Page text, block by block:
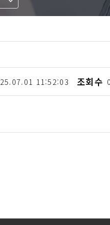
25.07.01 11:52:03 조회수